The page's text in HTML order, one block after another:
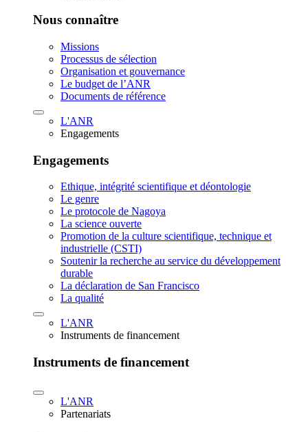
Nous connaître
Missions
Processus de sélection
Organisation et gouvernance
Le budget de l’ANR
Documents de référence
L'ANR
Engagements
Engagements
Ethique, intégrité scientifique et déontologie
Le genre
Le protocole de Nagoya
La science ouverte
Promotion de la culture scientifique, technique et
industrielle (CSTI)
Soutenir la recherche au service du développement
durable
La déclaration de San Francisco
La qualité
L'ANR
Instruments de financement
Instruments de financement
L'ANR
Partenariats